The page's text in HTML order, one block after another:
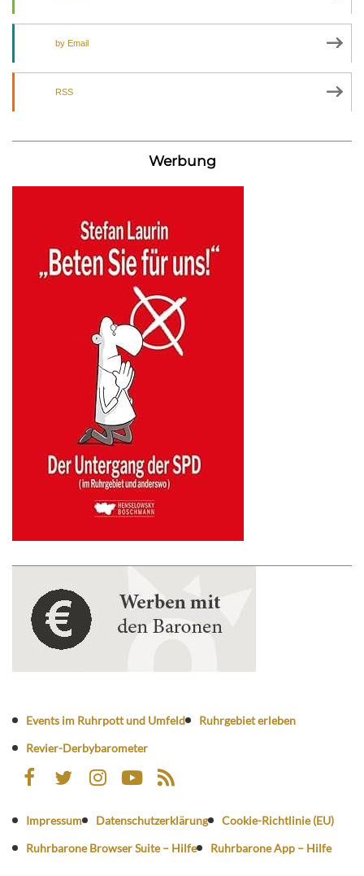
by Email
RSS
Werbung
Events im Ruhrpott und Umfeld
Ruhrgebiet erleben
Revier-Derbybarometer
Impressum Datenschutzerklärung
Cookie-Richtlinie (EU)
Ruhrbarone Browser Suite – Hilfe
Ruhrbarone App – Hilfe